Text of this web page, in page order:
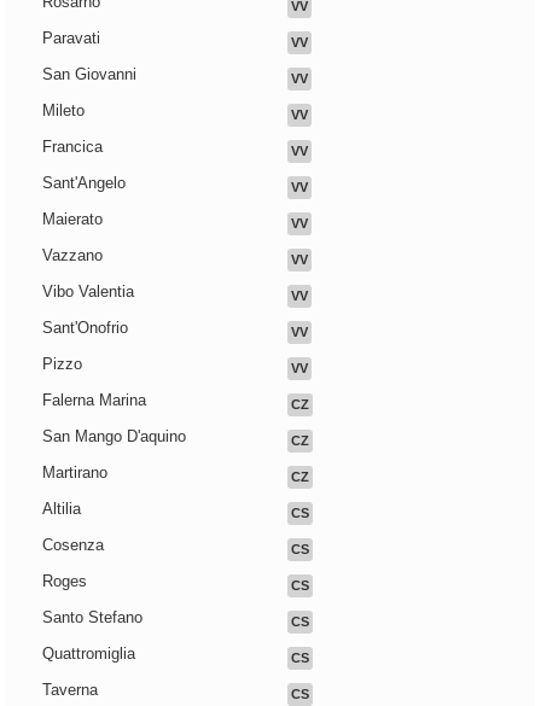
VV
Paravati VV
San Giovanni VV
Mileto VV
Francica VV
Sant'Angelo VV
Maierato VV
Vazzano VV
Vibo Valentia VV
Sant'Onofrio VV
Pizzo VV
Falerna Marina CZ
San Mango D'aquino CZ
Martirano CZ
Altilia CS
Cosenza CS
Roges CS
Santo Stefano CS
Quattromiglia CS
Taverna CS